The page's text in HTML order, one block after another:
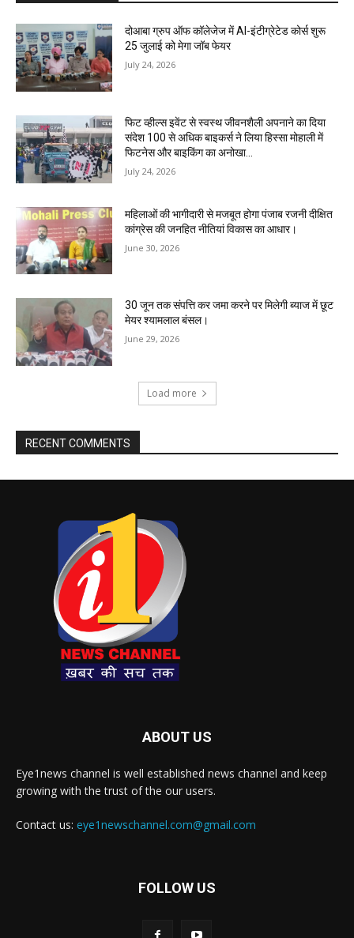
दोआबा ग्रुप ऑफ कॉलेजेज में AI-इंटीग्रेटेड कोर्स शुरू
25 जुलाई को मेगा जॉब फेयर
July 24, 2026
फिट व्हील्स इवेंट से स्वस्थ जीवनशैली अपनाने का दिया
संदेश 100 से अधिक बाइकर्स ने लिया हिस्सा मोहाली में
फिटनेस और बाइकिंग का अनोखा...
July 24, 2026
महिलाओं की भागीदारी से मजबूत होगा पंजाब रजनी दीक्षित
कांग्रेस की जनहित नीतियां विकास का आधार।
June 30, 2026
30 जून तक संपत्ति कर जमा करने पर मिलेगी ब्याज में छूट
मेयर श्यामलाल बंसल।
June 29, 2026
Load more
RECENT COMMENTS
ABOUT US
Eye1news channel is well established news channel and keep
growing with the trust of the our users.
Contact us: eye1newschannel.com@gmail.com
FOLLOW US